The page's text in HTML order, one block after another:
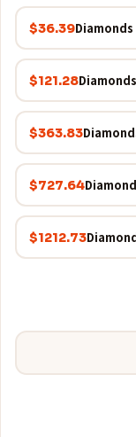
$36.39
$121.28
$363.83
$727.64
$1212.73